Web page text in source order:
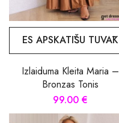
ES APSKATĪŠU TUVĀK
Izlaiduma Kleita Maria –
Bronzas Tonis
99.00 €